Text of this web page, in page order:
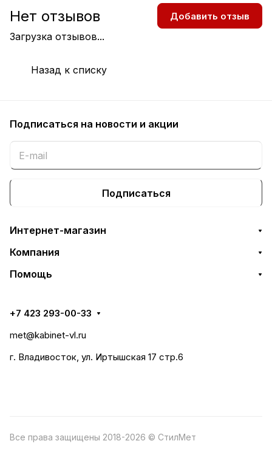
Загрузка отзывов...
Нет отзывов Добавить отзыв
Назад к списку
Подписаться на новости и акции
Подписаться
Интернет-магазин
Компания
Помощь
+7 423 293-00-33
met@kabinet-vl.ru
г. Владивосток, ул. Иртышская 17 стр.6
Все права защищены 2018-2026 © СтилМет